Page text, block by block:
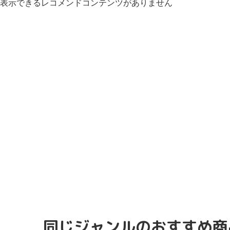
表示できるレコメンドコンテンツがありません